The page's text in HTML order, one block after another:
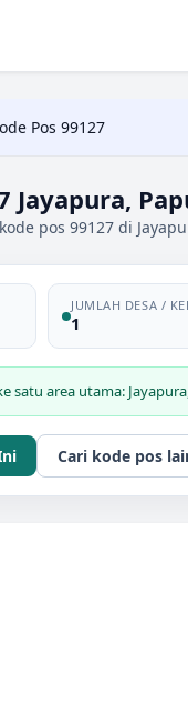
Pos 99127
Jayapura,
pos 99127 di
JUMLAH DESA /
1
satu area utama:
Cari kode pos